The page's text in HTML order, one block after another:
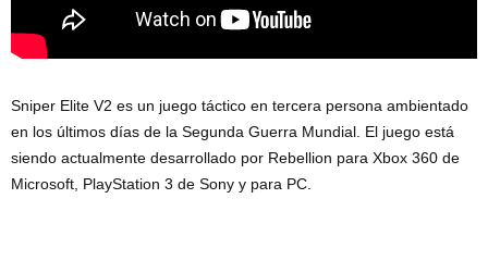
Sniper Elite V2 es un juego táctico en tercera persona ambientado
en los últimos días de la Segunda Guerra Mundial. El juego está
siendo actualmente desarrollado por Rebellion para Xbox 360 de
Microsoft, PlayStation 3 de Sony y para PC.